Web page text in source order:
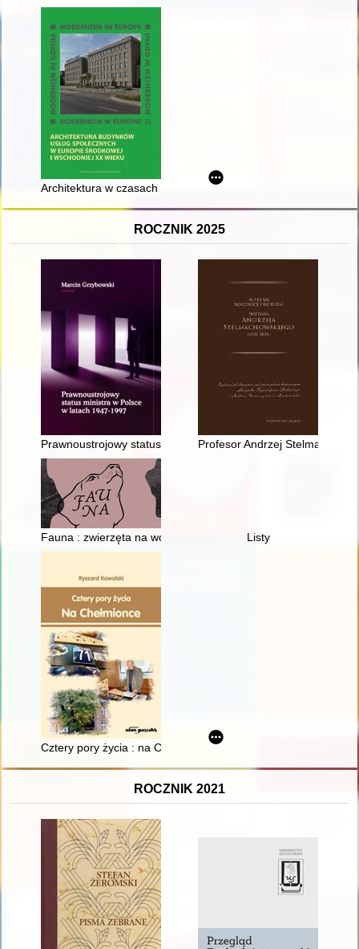
Architektura w czasach kryzysu : awangardowe i komunalne
ROCZNIK 2025
Prawnoustrojowy status ministra w Polsce w latach 1947-1997
Profesor Andrzej
Fauna : zwierzęta na wojnie i ich ludzie = animals at war and
Listy
Cztery pory życia : na Chełmionce
ROCZNIK 2021